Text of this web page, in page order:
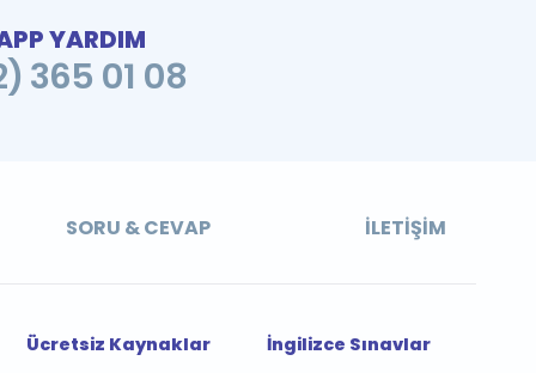
YARDIM
365 01 08
SORU & CEVAP İLETIŞIM
Ücretsiz Kaynaklar
İngilizce Sınavlar